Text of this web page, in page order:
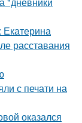
расставания
с печати на
оказался